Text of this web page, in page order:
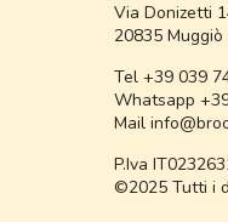
Via Donizetti
20835 Muggiò
Tel +39 039
Whatsapp
Mail
P.Iva
©2025 Tutti i